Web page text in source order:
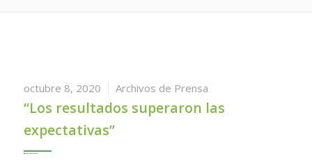
octubre 8, 2020 Archivos de Prensa
“Los resultados superaron las
expectativas”